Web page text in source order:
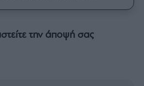
την άποψή σας